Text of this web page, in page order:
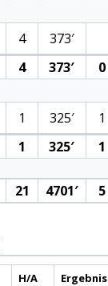
4 373′
4 373′ 0
1 325′ 1
1 325′ 1
21 4701′ 5
H/A Ergebnis